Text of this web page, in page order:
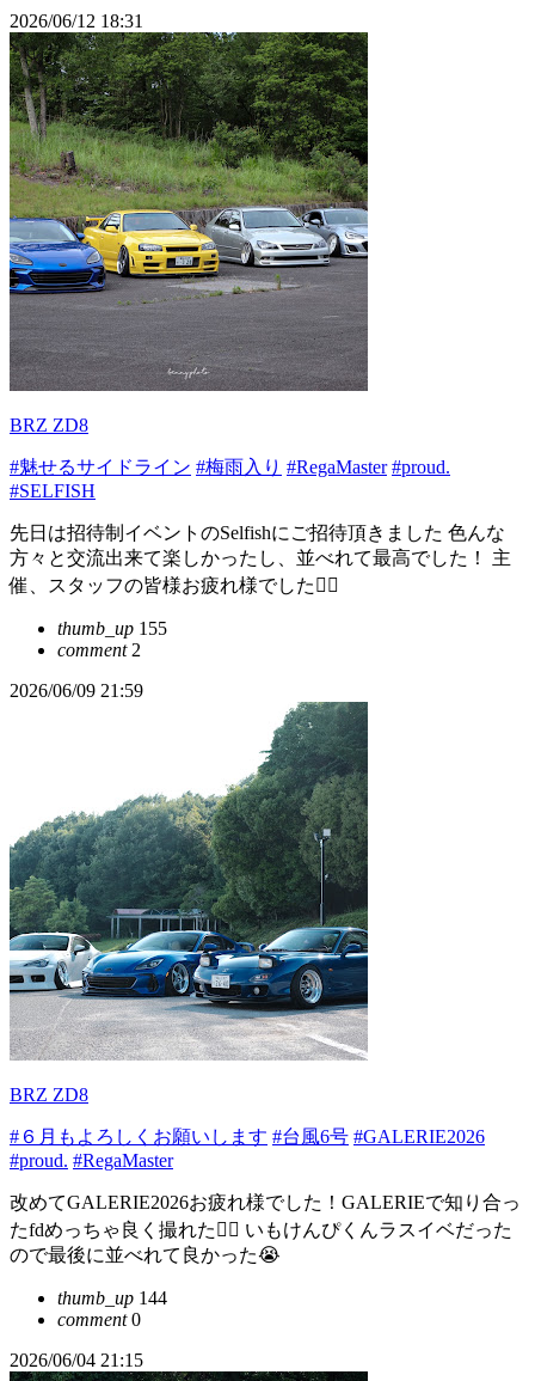
2026/06/12 18:31
BRZ ZD8
#魅せるサイドライン #梅雨入り #RegaMaster #proud.
#SELFISH
先日は招待制イベントのSelfishにご招待頂きました 色んな
方々と交流出来て楽しかったし、並べれて最高でした！ 主
催、スタッフの皆様お疲れ様でした🙇‍♂️
thumb_up 155
comment2
2026/06/09 21:59
BRZ ZD8
#６月もよろしくお願いします #台風6号 #GALERIE2026
#proud. #RegaMaster
改めてGALERIE2026お疲れ様でした！GALERIEで知り合っ
たfdめっちゃ良く撮れた🙆‍♀️ いもけんぴくんラスイベだった
ので最後に並べれて良かった😭
thumb_up 144
comment0
2026/06/04 21:15